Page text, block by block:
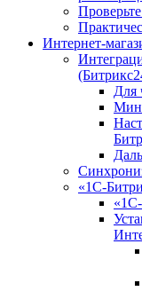
Интернет-
Для
«1С-